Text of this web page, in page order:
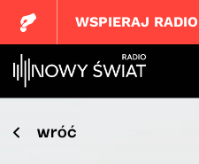
WSPIERAJ RADIO
wróć